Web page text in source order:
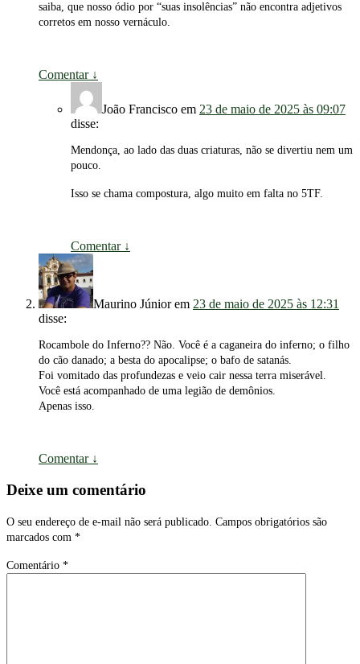
saiba, que nosso ódio por “suas insolências” não encontra adjetivos
corretos em nosso vernáculo.
Comentar ↓
João Francisco em 23 de maio de 2025 às 09:07
disse:
Mendonça, ao lado das duas criaturas, não se divertiu nem um
pouco.
Isso se chama compostura, algo muito em falta no 5TF.
Comentar ↓
Maurino Júniorem 23 de maio de 2025 às 12:31
disse:
Rocambole do Inferno?? Não. Você é a caganeira do inferno; o filho
do cão danado; a besta do apocalipse; o bafo de satanás.
Foi vomitado das profundezas e veio cair nessa terra miserável.
Você está acompanhado de uma legião de demônios.
Apenas isso.
Comentar ↓
Deixe um comentário
O seu endereço de e-mail não será publicado. Campos obrigatórios são
marcados com *
Comentário *